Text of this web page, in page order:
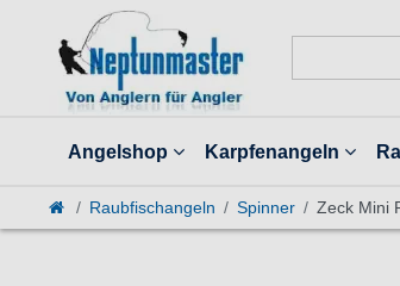
Angelshop Karpfenangeln
Raubfischangeln Spinner Zeck Mini